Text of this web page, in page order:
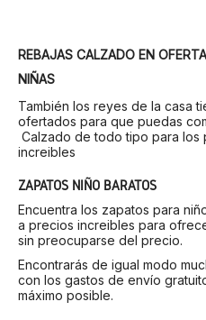
REBAJAS CALZADO EN
NIÑAS
También los reyes de la casa
ofertados para que puedas
Calzado de todo tipo para los
increibles
ZAPATOS NIÑO BARATOS
Encuentra los zapatos para
a precios increibles para
sin preocuparse del precio.
Encontrarás de igual modo
con los gastos de envío
máximo posible.